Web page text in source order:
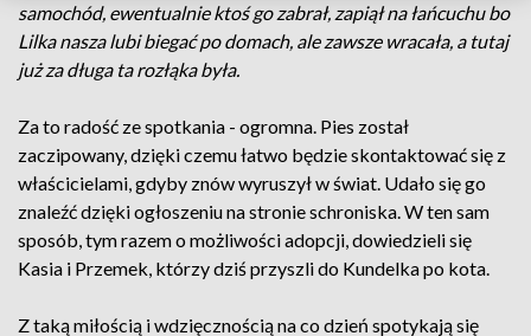
samochód, ewentualnie ktoś go zabrał, zapiął na łańcuchu bo
Lilka nasza lubi biegać po domach, ale zawsze wracała, a tutaj
już za długa ta rozłąka była.
Za to radość ze spotkania - ogromna. Pies został
zaczipowany, dzięki czemu łatwo będzie skontaktować się z
właścicielami, gdyby znów wyruszył w świat. Udało się go
znaleźć dzięki ogłoszeniu na stronie schroniska. W ten sam
sposób, tym razem o możliwości adopcji, dowiedzieli się
Kasia i Przemek, którzy dziś przyszli do Kundelka po kota.
Z taką miłością i wdzięcznością na co dzień spotykają się